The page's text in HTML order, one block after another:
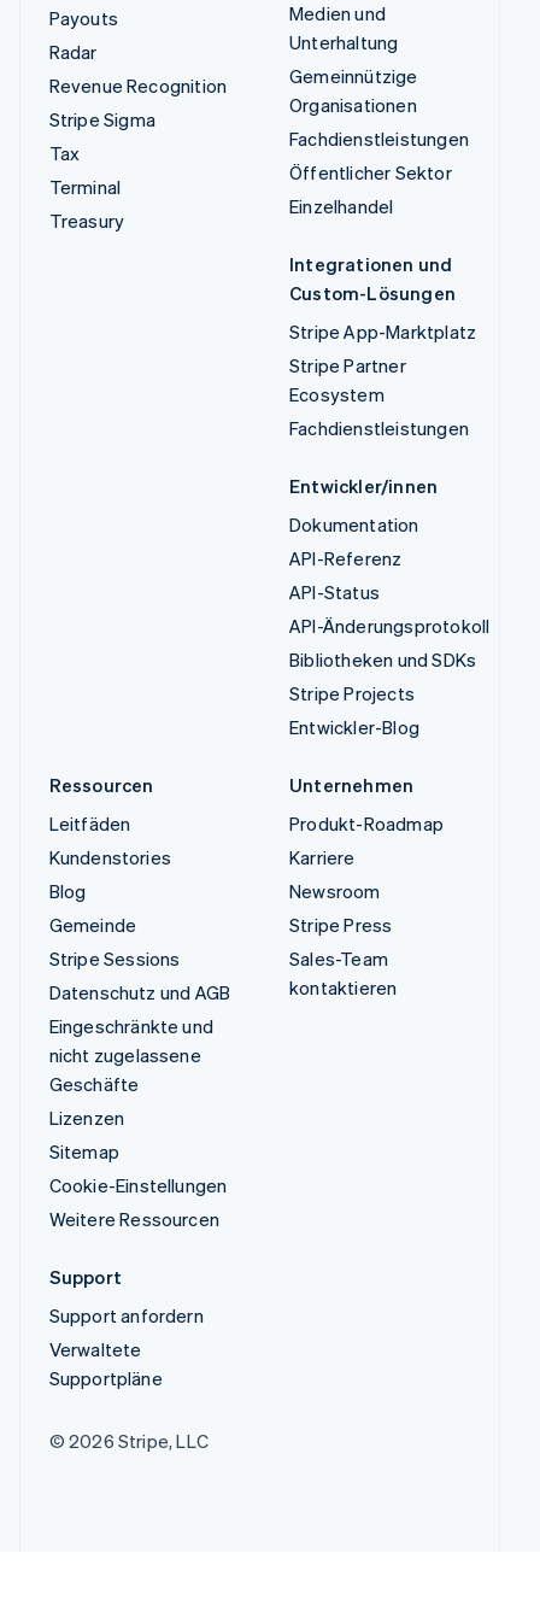
Payouts
Radar
Revenue Recognition
Stripe Sigma
Tax
Terminal
Treasury
Medien und
Unterhaltung
Gemeinnützige
Organisationen
Fachdienstleistungen
Öffentlicher Sektor
Einzelhandel
Integrationen und
Custom-Lösungen
Stripe App-Marktplatz
Stripe Partner
Ecosystem
Fachdienstleistungen
Entwickler/innen
Dokumentation
API-Referenz
API-Status
API-Änderungsprotokoll
Bibliotheken und SDKs
Stripe Projects
Entwickler-Blog
Ressourcen
Leitfäden
Kundenstories
Blog
Gemeinde
Stripe Sessions
Datenschutz und AGB
Eingeschränkte und
nicht zugelassene
Geschäfte
Lizenzen
Sitemap
Cookie-Einstellungen
Weitere Ressourcen
Unternehmen
Produkt-Roadmap
Karriere
Newsroom
Stripe Press
Sales-Team
kontaktieren
Support
Support anfordern
Verwaltete
Supportpläne
© 2026 Stripe, LLC